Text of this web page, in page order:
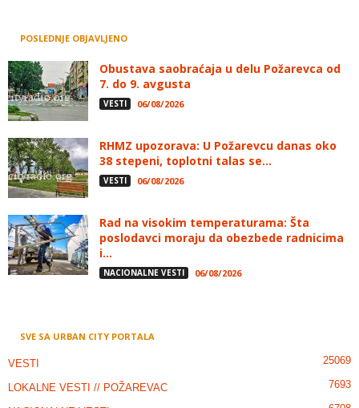
POSLEDNJE OBJAVLJENO
Obustava saobraćaja u delu Požarevca od
7. do 9. avgusta
VESTI 06/08/2026
RHMZ upozorava: U Požarevcu danas oko
38 stepeni, toplotni talas se...
VESTI 06/08/2026
Rad na visokim temperaturama: Šta
poslodavci moraju da obezbede radnicima
i...
NACIONALNE VESTI 06/08/2026
SVE SA URBAN CITY PORTALA
VESTI 25069
LOKALNE VESTI // POŽAREVAC 7693